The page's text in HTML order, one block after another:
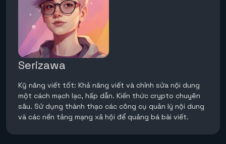
Serizawa
Kỹ năng viết tốt: Khả năng viết và chỉnh sửa nội dung
một cách mạch lạc, hấp dẫn. Kiến thức crypto chuyên
sâu. Sử dụng thành thạo các công cụ quản lý nội dung
và các nền tảng mạng xã hội để quảng bá bài viết.